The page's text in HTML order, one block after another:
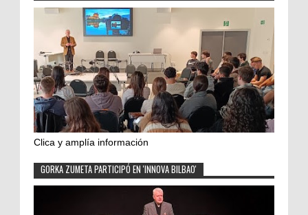
Clica y amplía información
GORKA ZUMETA PARTICIPÓ EN 'INNOVA BILBAO'